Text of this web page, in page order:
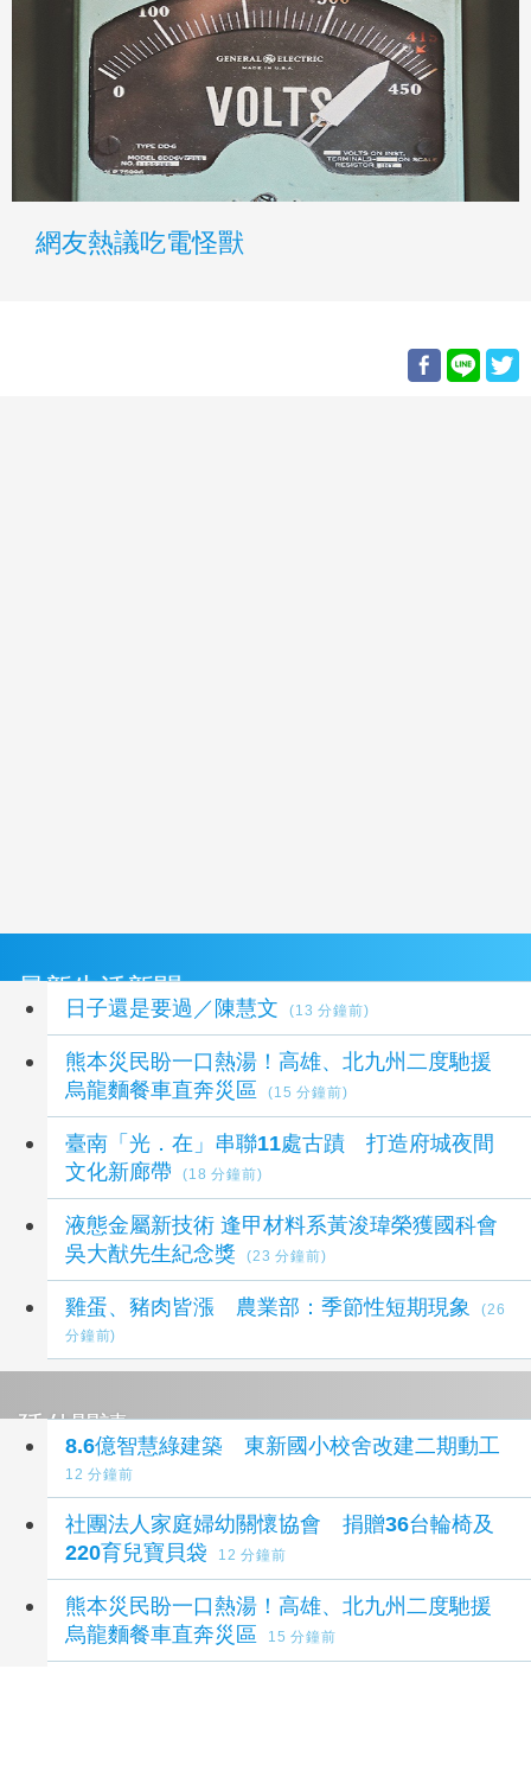
網友熱議吃電怪獸
最新生活新聞
日子還是要過／陳慧文 (13 分鐘前)
熊本災民盼一口熱湯！高雄、北九州二度馳援
烏龍麵餐車直奔災區
(15 分鐘前)
臺南「光．在」串聯11處古蹟 打造府城夜間
文化新廊帶
(18 分鐘前)
液態金屬新技術 逢甲材料系黃浚瑋榮獲國科會
吳大猷先生紀念獎
(23 分鐘前)
雞蛋、豬肉皆漲 農業部：季節性短期現象
(26
分鐘前)
延伸閱讀
8.6億智慧綠建築 東新國小校舍改建二期動工
12 分鐘前
社團法人家庭婦幼關懷協會 捐贈36台輪椅及
220育兒寶貝袋
12 分鐘前
熊本災民盼一口熱湯！高雄、北九州二度馳援
烏龍麵餐車直奔災區
15 分鐘前